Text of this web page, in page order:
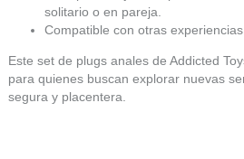
solitario o en pareja.
Compatible con otras
Este set de plugs anales de Addicted
para quienes buscan explorar nuevas
segura y placentera.